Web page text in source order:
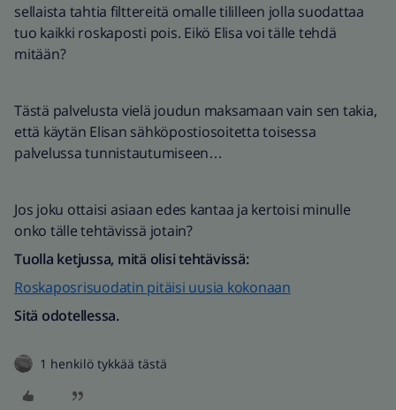
sellaista tahtia filttereitä omalle tililleen jolla suodattaa
tuo kaikki roskaposti pois. Eikö Elisa voi tälle tehdä
mitään?
Tästä palvelusta vielä joudun maksamaan vain sen takia,
että käytän Elisan sähköpostiosoitetta toisessa
palvelussa tunnistautumiseen…
Jos joku ottaisi asiaan edes kantaa ja kertoisi minulle
onko tälle tehtävissä jotain?
Tuolla ketjussa, mitä olisi tehtävissä:
Roskaposrisuodatin pitäisi uusia kokonaan
Sitä odotellessa.
1 henkilö tykkää tästä